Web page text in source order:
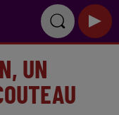
UN